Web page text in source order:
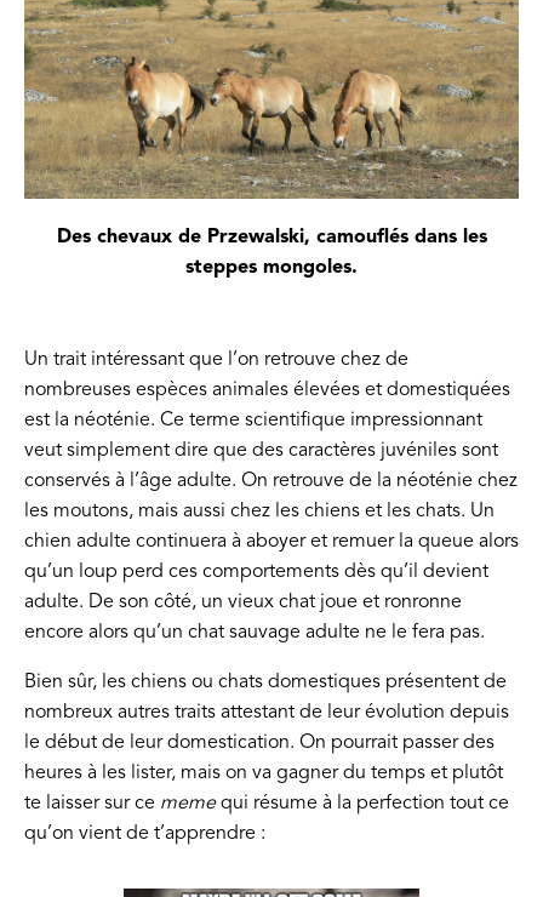
Des chevaux de Przewalski, camouflés dans les
steppes mongoles.
Un trait intéressant que l’on retrouve chez de
nombreuses espèces animales élevées et domestiquées
est la néoténie. Ce terme scientifique impressionnant
veut simplement dire que des caractères juvéniles sont
conservés à l’âge adulte. On retrouve de la néoténie chez
les moutons, mais aussi chez les chiens et les chats. Un
chien adulte continuera à aboyer et remuer la queue alors
qu’un loup perd ces comportements dès qu’il devient
adulte. De son côté, un vieux chat joue et ronronne
encore alors qu’un chat sauvage adulte ne le fera pas.
Bien sûr, les chiens ou chats domestiques présentent de
nombreux autres traits attestant de leur évolution depuis
le début de leur domestication. On pourrait passer des
heures à les lister, mais on va gagner du temps et plutôt
te laisser sur ce memequi résume à la perfection tout ce
qu’on vient de t’apprendre :